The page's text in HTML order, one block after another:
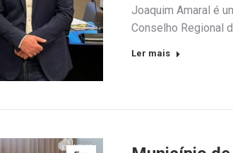
Joaquim Amaral é
Conselho Regional
Ler mais